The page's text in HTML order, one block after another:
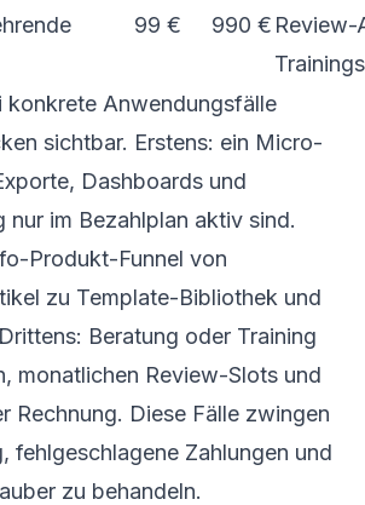
99 € 990 € Review-
konkrete Anwendungsfälle
sichtbar. Erstens: ein Micro-
Dashboards und
nur im Bezahlplan aktiv sind.
Produkt-Funnel von
zu Template-Bibliothek und
Beratung oder Training
monatlichen Review-Slots und
Rechnung. Diese Fälle zwingen
fehlgeschlagene Zahlungen und
zu behandeln.